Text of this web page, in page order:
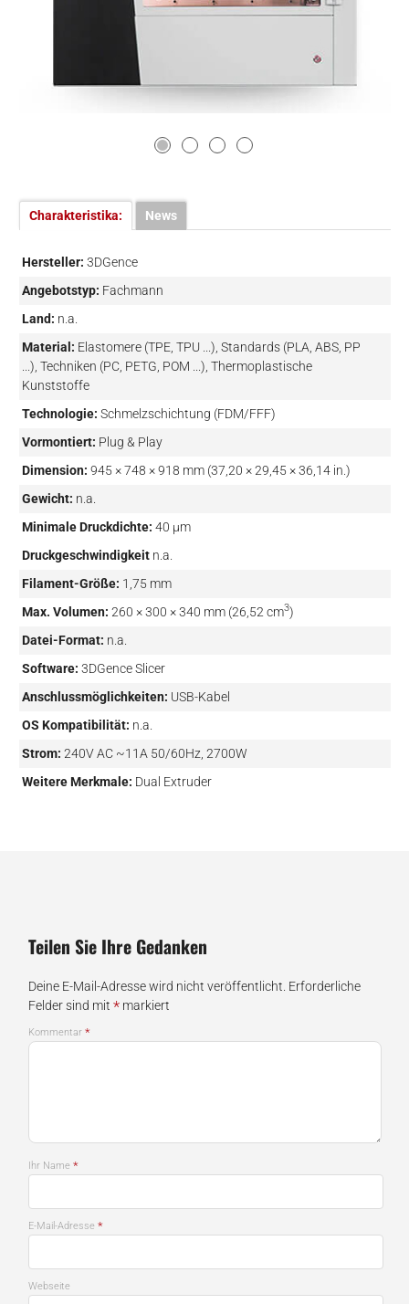
Charakteristika: News
Hersteller: 3DGence
Angebotstyp: Fachmann
Land: n.a.
Material: Elastomere (TPE, TPU ...), Standards (PLA, ABS, PP
...), Techniken (PC, PETG, POM ...), Thermoplastische
Kunststoffe
Technologie: Schmelzschichtung (FDM/FFF)
Vormontiert: Plug & Play
Dimension: 945 × 748 × 918 mm (37,20 × 29,45 × 36,14 in.)
Gewicht: n.a.
Minimale Druckdichte: 40 µm
Druckgeschwindigkeit n.a.
Filament-Größe: 1,75 mm
Max. Volumen: 260 × 300 × 340 mm (26,52 cm3)
Datei-Format: n.a.
Software: 3DGence Slicer
Anschlussmöglichkeiten: USB-Kabel
OS Kompatibilität: n.a.
Strom: 240V AC ~11A 50/60Hz, 2700W
Weitere Merkmale: Dual Extruder
Teilen Sie Ihre Gedanken
Deine E-Mail-Adresse wird nicht veröffentlicht. Erforderliche
Felder sind mit *markiert
Kommentar *
Ihr Name *
E-Mail-Adresse *
Webseite